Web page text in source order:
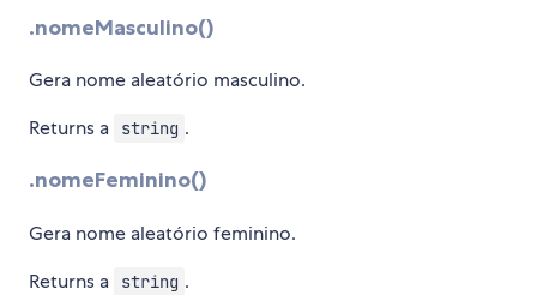
.nomeMasculino()
Gera nome aleatório masculino.
Returns a
string .
.nomeFeminino()
Gera nome aleatório feminino.
Returns a
string .